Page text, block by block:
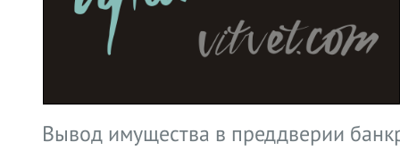
Вывод имущества в преддверии